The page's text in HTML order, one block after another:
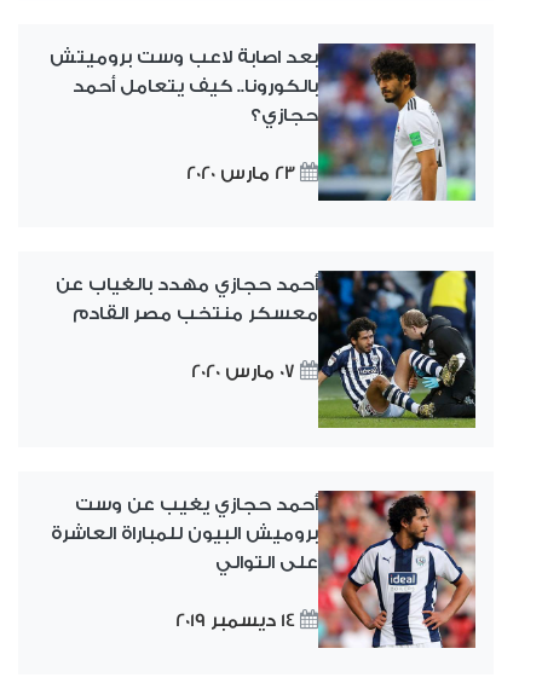
بعد اصابة لاعب وست بروميتش
بالكورونا.. كيف يتعامل أحمد
حجازي؟
23 مارس 2020
أحمد حجازي مهدد بالغياب عن
معسكر منتخب مصر القادم
07 مارس 2020
أحمد حجازي يغيب عن وست
بروميش البيون للمباراة العاشرة
على التوالي
14 ديسمبر 2019